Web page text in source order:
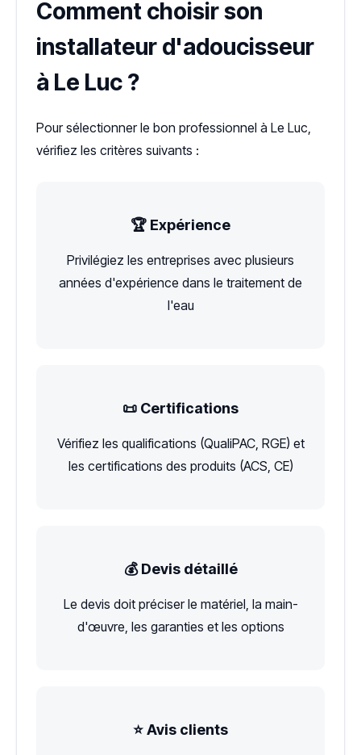
Comment choisir son
installateur d'adoucisseur
à Le Luc ?
Pour sélectionner le bon professionnel à Le Luc,
vérifiez les critères suivants :
🏆 Expérience
Privilégiez les entreprises avec plusieurs
années d'expérience dans le traitement de
l'eau
📜 Certifications
Vérifiez les qualifications (QualiPAC, RGE) et
les certifications des produits (ACS, CE)
💰 Devis détaillé
Le devis doit préciser le matériel, la main-
d'œuvre, les garanties et les options
⭐ Avis clients